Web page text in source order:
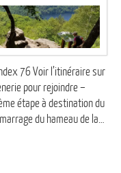
76 Voir l’itinéraire sur
pour rejoindre –
étape à destination du
du hameau de la…